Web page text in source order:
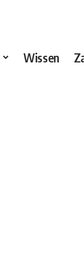
Wissen